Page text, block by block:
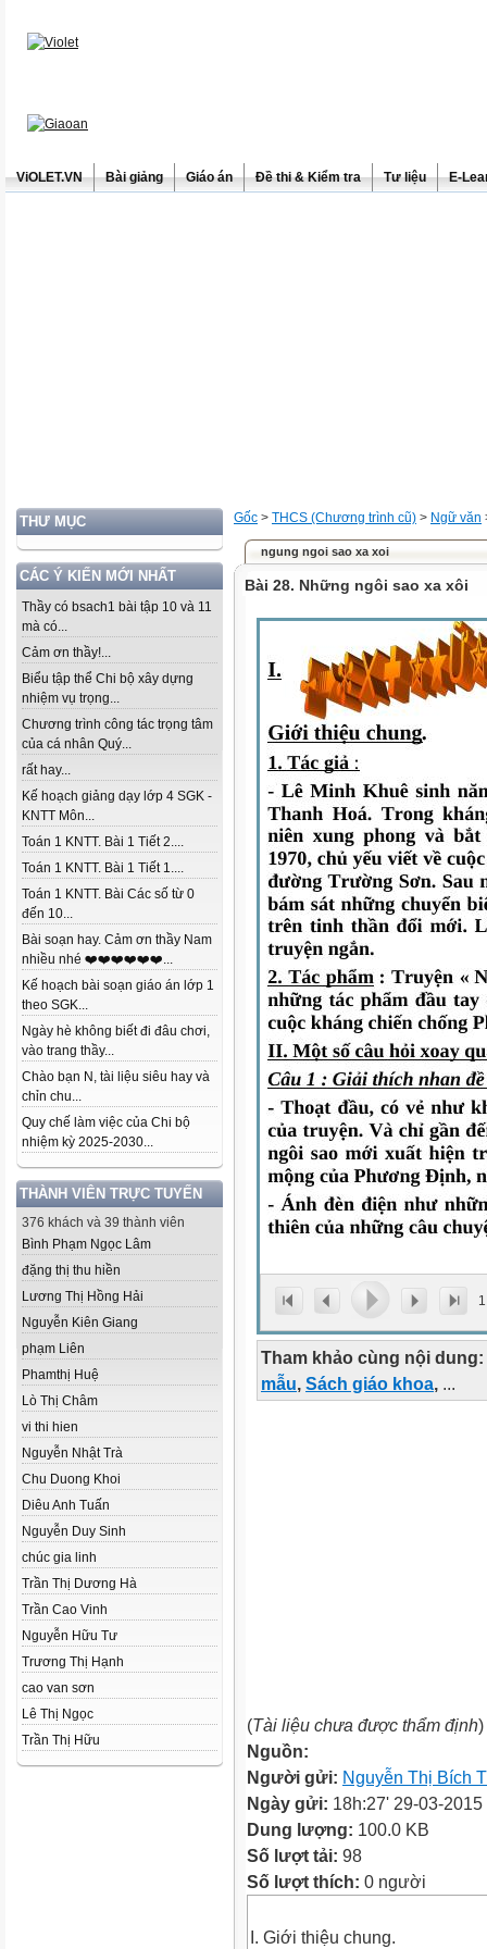
ViOLET.VN Bài giảng Giáo án Đề thi & Kiểm tra Tư liệu E-
THƯ MỤC
CÁC Ý KIẾN MỚI NHẤT
Thầy có bsach1 bài tập 10 và 11
mà có...
Cảm ơn thầy!...
Biểu tập thể Chi bộ xây dựng
nhiệm vụ trọng...
Chương trình công tác trọng tâm
của cá nhân Quý...
rất hay...
Kế hoạch giảng dạy lớp 4 SGK -
KNTT Môn...
Toán 1 KNTT. Bài 1 Tiết 2....
Toán 1 KNTT. Bài 1 Tiết 1....
Toán 1 KNTT. Bài Các số từ 0
đến 10...
Bài soạn hay. Cảm ơn thầy Nam
nhiều nhé ❤️❤️❤️❤️❤️❤️...
Kế hoạch bài soạn giáo án lớp 1
theo SGK...
Ngày hè không biết đi đâu chơi,
vào trang thầy...
Chào bạn N, tài liệu siêu hay và
chỉn chu...
Quy chế làm việc của Chi bộ
nhiệm kỳ 2025-2030...
THÀNH VIÊN TRỰC TUYẾN
376 khách và 39 thành viên
Bình Phạm Ngọc Lâm
đặng thị thu hiền
Lương Thị Hồng Hải
Nguyễn Kiên Giang
phạm Liên
Phamthị Huệ
Lò Thị Châm
vi thi hien
Nguyễn Nhật Trà
Chu Duong Khoi
Diêu Anh Tuấn
Nguyễn Duy Sinh
chúc gia linh
Trần Thị Dương Hà
Trần Cao Vinh
Nguyễn Hữu Tư
Trương Thị Hạnh
cao van sơn
Lê Thị Ngọc
Trần Thị Hữu
Gốc > THCS (Chương trình cũ) > Ngữ văn
ngung ngoi sao xa xoi
Bài 28. Những ngôi sao xa xôi
1
Tham khảo cùng nội dung:
mẫu, Sách giáo khoa, ...
(Tài liệu chưa được thẩm định)
Nguồn:
Người gửi: Nguyễn Thị Bích
Ngày gửi: 18h:27' 29-03-2015
Dung lượng: 100.0 KB
Số lượt tải: 98
Số lượt thích: 0 người
I. Giới thiệu chung.